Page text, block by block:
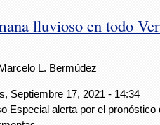
lluvioso en todo
L. Bermúdez
Septiembre 17, 2021 - 14:34
Especial alerta por el